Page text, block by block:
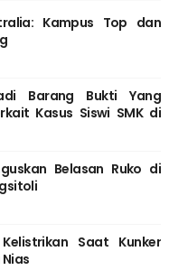
Kampus Top dan
Barang Bukti Yang
Kasus Siswi SMK di
Belasan Ruko di
Saat Kunker